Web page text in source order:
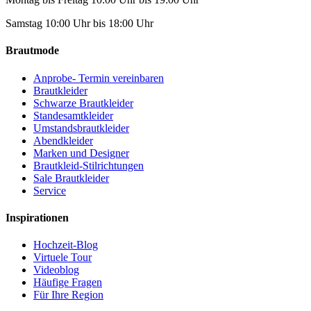
Samstag 10:00 Uhr bis 18:00 Uhr
Brautmode
Anprobe- Termin vereinbaren
Brautkleider
Schwarze Brautkleider
Standesamtkleider
Umstandsbrautkleider
Abendkleider
Marken und Designer
Brautkleid-Stilrichtungen
Sale Brautkleider
Service
Inspirationen
Hochzeit-Blog
Virtuele Tour
Videoblog
Häufige Fragen
Für Ihre Region